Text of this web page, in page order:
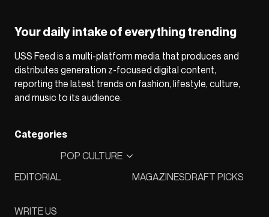
Your daily intake of everything trending
USS Feed is a multi-platform media that produces and
distributes generation z-focused digital content,
reporting the latest trends on fashion, lifestyle, culture,
and music to its audience.
Categories
EDITORIAL
POP CULTURE
MAGAZINESDRAFT PICKS
WRITE US